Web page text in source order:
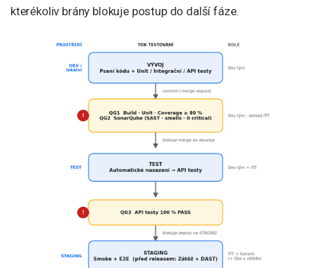
kterékoliv brány blokuje postup do další fáze.